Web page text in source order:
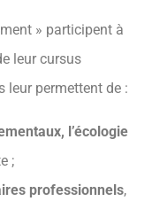
» participent à
leur cursus
leur permettent de :
l’écologie
;
professionnels,